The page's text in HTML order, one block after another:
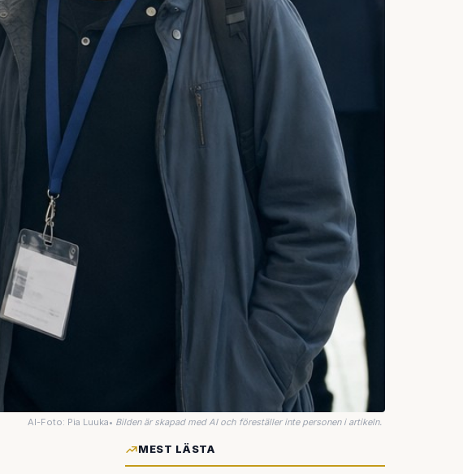
AI-Foto: Pia Luuka• Bilden är skapad med AI och föreställer inte personen i artikeln.
MEST LÄSTA